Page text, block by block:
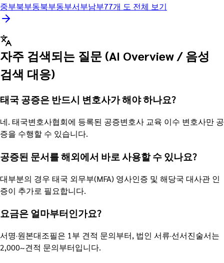
중부북부동북부동부서부남부77개 도 전체 보기
자주 검색되는 질문 (AI Overview / 음성
검색 대응)
태국 공증은 반드시 변호사가 해야 하나요?
네. 태국변호사협회에 등록된 공증변호사 교육 이수 변호사만 공
증을 수행할 수 있습니다.
공증된 문서를 해외에서 바로 사용할 수 있나요?
대부분의 경우 태국 외무부(MFA) 영사인증 및 해당국 대사관 인
증이 추가로 필요합니다.
요금은 얼마부터인가요?
서명·원본대조필은 1부 견적 문의부터, 법인 서류·선서진술서는
2,000~견적 문의부터입니다.